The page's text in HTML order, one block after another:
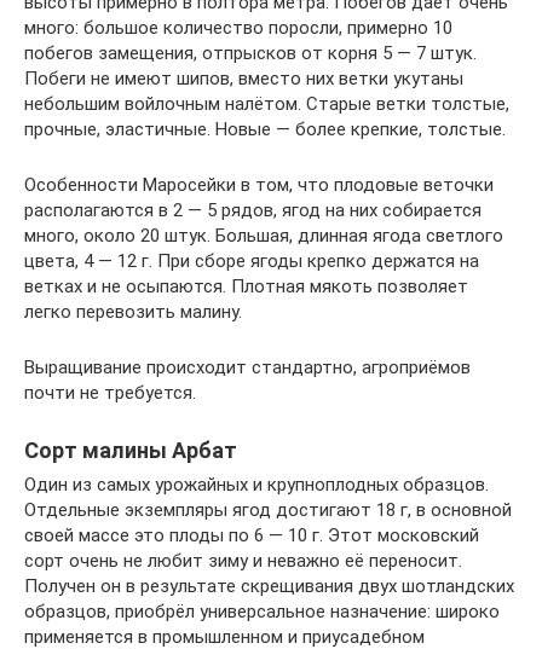
много: большое количество поросли, примерно 10
побегов замещения, отпрысков от корня 5 — 7 штук.
Побеги не имеют шипов, вместо них ветки укутаны
небольшим войлочным налётом. Старые ветки толстые,
прочные, эластичные. Новые — более крепкие, толстые.
Особенности Маросейки в том, что плодовые веточки
располагаются в 2 — 5 рядов, ягод на них собирается
много, около 20 штук. Большая, длинная ягода светлого
цвета, 4 — 12 г. При сборе ягоды крепко держатся на
ветках и не осыпаются. Плотная мякоть позволяет
легко перевозить малину.
Выращивание происходит стандартно, агроприёмов
почти не требуется.
Сорт малины Арбат
Один из самых урожайных и крупноплодных образцов.
Отдельные экземпляры ягод достигают 18 г, в основной
своей массе это плоды по 6 — 10 г. Этот московский
сорт очень не любит зиму и неважно её переносит.
Получен он в результате скрещивания двух шотландских
образцов, приобрёл универсальное назначение: широко
применяется в промышленном и приусадебном